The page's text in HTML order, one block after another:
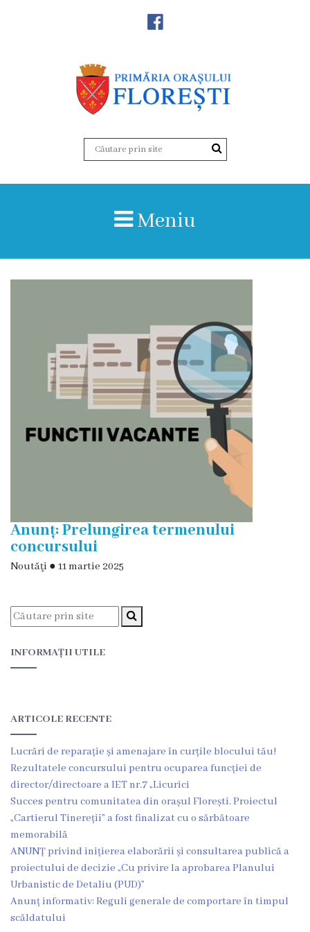
Primăria
Structura,
efectivul
limită
ale
Primăriei
primarului
Proiecte
în
Proiecte
prioritare
spre
finanțare
Proiecte
finalizate
Instituții
subordonate
Meniu
Anunț: Prelungirea termenului
concursului
Noutăţi ● 11 martie 2025
INFORMAȚII UTILE
ARTICOLE RECENTE
Lucrări de reparație și amenajare în curțile blocului tău!
Rezultatele concursului pentru ocuparea funcției de
director/directoare a IET nr.7 „Licurici
Succes pentru comunitatea din orașul Florești. Proiectul
„Cartierul Tinereții” a fost finalizat cu o sărbătoare
memorabilă
ANUNȚ privind inițierea elaborării și consultarea publică a
proiectului de decizie „Cu privire la aprobarea Planului
Urbanistic de Detaliu (PUD)”
Anunț informativ: Reguli generale de comportare în timpul
scăldatului